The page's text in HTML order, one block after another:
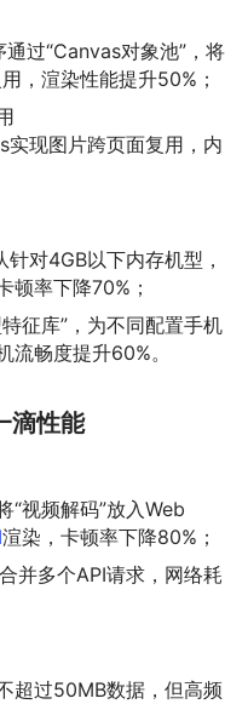
过“Canvas对象池”，将
，渲染性能提升50%；
现图片跨页面复用，内
对4GB以下内存机型，
顿率下降70%；
征库”，为不同配置手机
流畅度提升60%。
滴性能
“视频解码”放入Web
渲染，卡顿率下降80%；
并多个API请求，网络耗
超过50MB数据，但高频